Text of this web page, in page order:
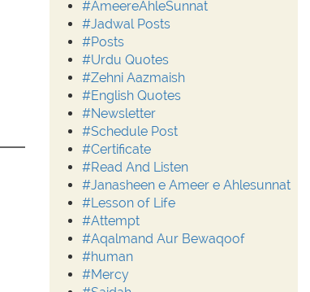
#AmeereAhleSunnat
#Jadwal Posts
#Posts
#Urdu Quotes
#Zehni Aazmaish
#English Quotes
#Newsletter
#Schedule Post
#Certificate
#Read And Listen
#Janasheen e Ameer e Ahlesunnat
#Lesson of Life
#Attempt
#Aqalmand Aur Bewaqoof
#human
#Mercy